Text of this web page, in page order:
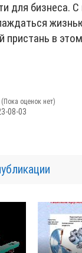
для бизнеса.
в
(Пока оценок нет)
08-03